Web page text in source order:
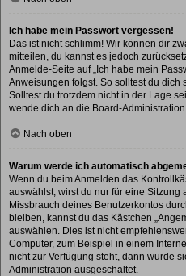
Ich habe mein Passwort vergessen!
Das ist nicht schlimm! Wir können dir
mitteilen, du kannst es jedoch
Anmelde-Seite auf „Ich habe mein
Anweisungen folgst. So solltest du
Solltest du trotzdem nicht in der Lage
wende dich an die Board-
Nach oben
Warum werde ich automatisch
Wenn du beim Anmelden das
auswählst, wirst du nur für eine Sitzung
Missbrauch deines Benutzerkontos
bleiben, kannst du das Kästchen
auswählen. Dies ist nicht
Computer, zum Beispiel in einem
nicht zur Verfügung steht, dann wurde
Administration ausgeschaltet.